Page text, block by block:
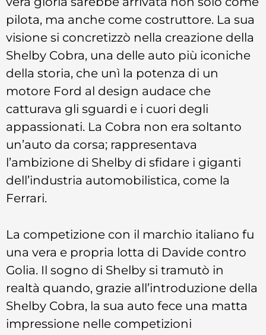
pilota, ma anche come costruttore. La sua
visione si concretizzò nella creazione della
Shelby Cobra, una delle auto più iconiche
della storia, che unì la potenza di un
motore Ford al design audace che
catturava gli sguardi e i cuori degli
appassionati. La Cobra non era soltanto
un’auto da corsa; rappresentava
l’ambizione di Shelby di sfidare i giganti
dell’industria automobilistica, come la
Ferrari.
La competizione con il marchio italiano fu
una vera e propria lotta di Davide contro
Golia. Il sogno di Shelby si tramutò in
realtà quando, grazie all’introduzione della
Shelby Cobra, la sua auto fece una matta
impressione nelle competizioni